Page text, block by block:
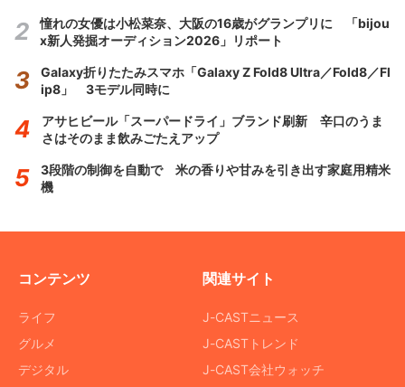
憧れの女優は小松菜奈、大阪の16歳がグランプリに 「bijou
x新人発掘オーディション2026」リポート
Galaxy折りたたみスマホ「Galaxy Z Fold8 Ultra／Fold8／Fl
ip8」 3モデル同時に
アサヒビール「スーパードライ」ブランド刷新 辛口のうま
さはそのまま飲みごたえアップ
3段階の制御を自動で 米の香りや甘みを引き出す家庭用精米
機
コンテンツ
ライフ
グルメ
デジタル
関連サイト
J-CASTニュース
J-CASTトレンド
J-CAST会社ウォッチ